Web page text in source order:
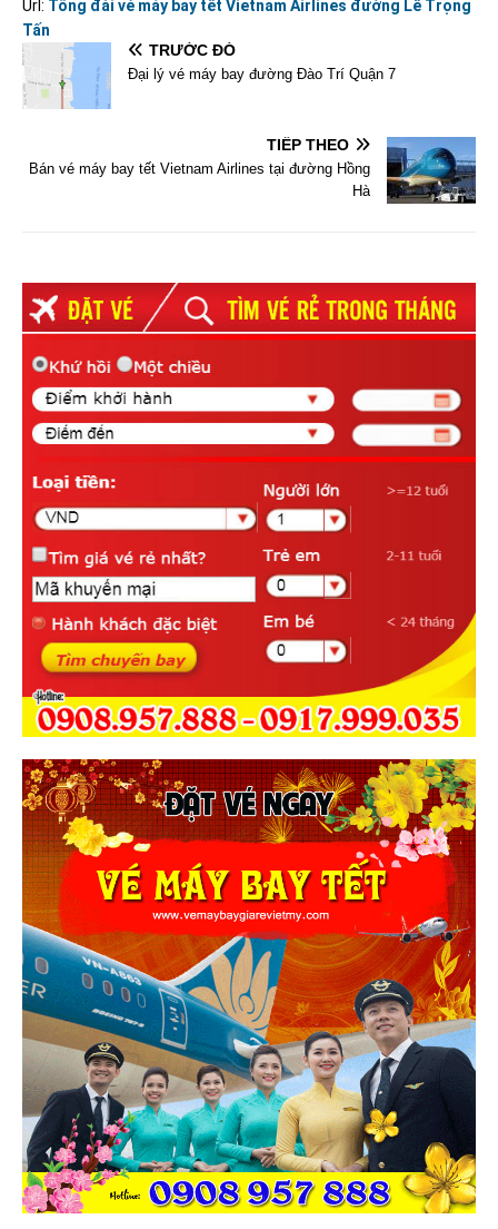
Url: Tổng đài vé máy bay tết Vietnam Airlines đường Lê Trọng
Tấn
TRƯỚC ĐÓ
Đại lý vé máy bay đường Đào Trí Quận 7
TIẾP THEO
Bán vé máy bay tết Vietnam Airlines tại đường Hồng
Hà